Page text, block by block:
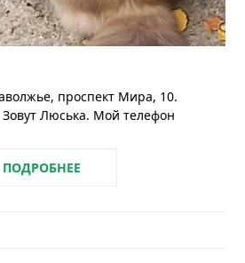
проспект Мира, 10.
Люська. Мой телефон
ПОДРОБНЕЕ